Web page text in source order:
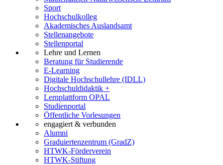
Sport
Hochschulkolleg
Akademisches Auslandsamt
Stellenangebote
Stellenportal
Lehre und Lernen
Beratung für Studierende
E-Learning
Digitale Hochschullehre (IDLL)
Hochschuldidaktik +
Lernplattform OPAL
Studienportal
Öffentliche Vorlesungen
engagiert & verbunden
Alumni
Graduiertenzentrum (GradZ)
HTWK-Förderverein
HTWK-Stiftung